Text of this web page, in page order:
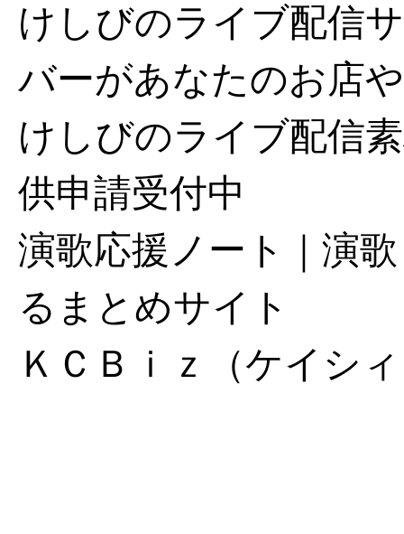
けしびのライブ配信
バーがあなたのお店
けしびのライブ配信
供申請受付中
演歌応援ノート｜演
るまとめサイト
ＫＣＢｉｚ（ケイシ